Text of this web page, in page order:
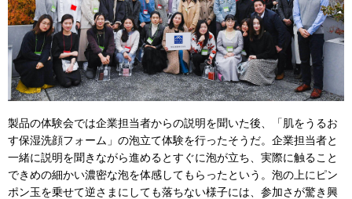
製品の体験会では企業担当者からの説明を聞いた後、「肌をうるお
す保湿洗顔フォーム」の泡立て体験を行ったそうだ。企業担当者と
一緒に説明を聞きながら進めるとすぐに泡が立ち、実際に触ること
できめの細かい濃密な泡を体感してもらったという。泡の上にピン
ポン玉を乗せて逆さまにしても落ちない様子には、参加さが驚き興